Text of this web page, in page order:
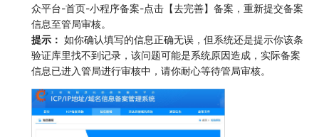
众平台-首页-小程序备案-点击【去完善】备案，重新提交备案
信息至管局审核。
提示： 如你确认填写的信息正确无误，但系统还是提示你该条
验证库里找不到记录，该问题可能是系统原因造成，实际备案
信息已进入管局进行审核中，请你耐心等待管局审核。